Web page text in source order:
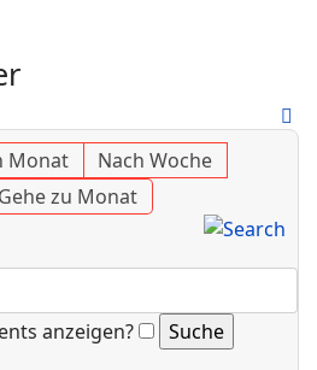
Monat
Nach Woche
Gehe zu Monat
anzeigen?